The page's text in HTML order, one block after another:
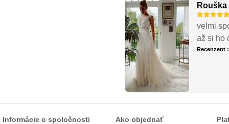
velmi
až si ho
Recenzent
Informácie o spoločnosti Ako objednať